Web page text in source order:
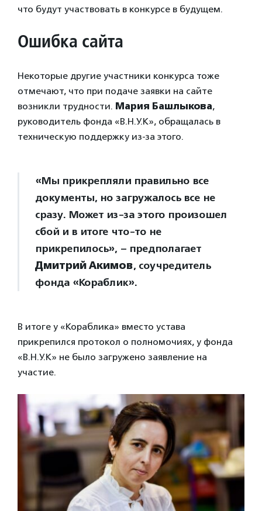
что будут участвовать в конкурсе в будущем.
Ошибка сайта
Некоторые другие участники конкурса тоже
отмечают, что при подаче заявки на сайте
возникли трудности. Мария Башлыкова,
руководитель фонда «В.Н.У.К», обращалась в
техническую поддержку из-за этого.
«Мы прикрепляли правильно все
документы, но загружалось все не
сразу. Может из-за этого произошел
сбой и в итоге что-то не
прикрепилось», – предполагает
Дмитрий Акимов, соучредитель
фонда «Кораблик».
В итоге у «Кораблика» вместо устава
прикрепился протокол о полномочиях, у фонда
«В.Н.У.К» не было загружено заявление на
участие.